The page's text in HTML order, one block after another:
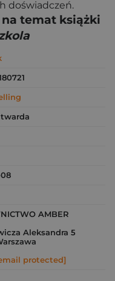
doświadczeń.
na temat książki
twarda
AMBER
Aleksandra 5
protected]